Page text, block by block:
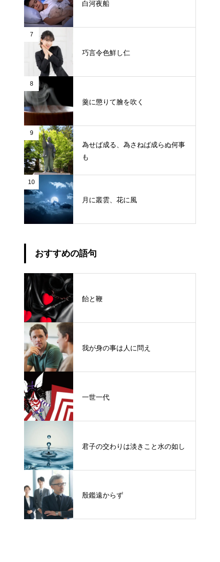
白河夜船
7
巧言令色鮮し仁
8
羹に懲りて膾を吹く
9
為せば成る、為さねば成らぬ何事
も
10
月に叢雲、花に風
おすすめの語句
飴と鞭
我が身の事は人に問え
一世一代
君子の交わりは淡きこと水の如し
殷鑑遠からず